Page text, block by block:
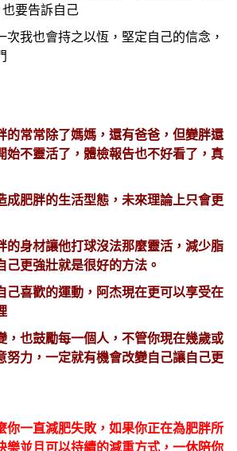
要告訴自己
次我也會持之以恆，堅定自己的信念，
的常常除了媽媽，還有爸爸，但變胖還
始不靈活了，體檢報告也不好看了，真
成肥胖的生活型態，未來理論上只會更
的身材讓他打球沒法那麼靈活，減少脂
己更強壯就是很好的方法。
己喜歡的運動，阿杰現在更可以享受在
，也鼓勵每一個人，不管你現在幾歲或
努力，一定就有機會改變自己讓自己更
一直減肥失敗， 如果你正在為肥胖所
樂並且可以持續的減重方式，一休陪你